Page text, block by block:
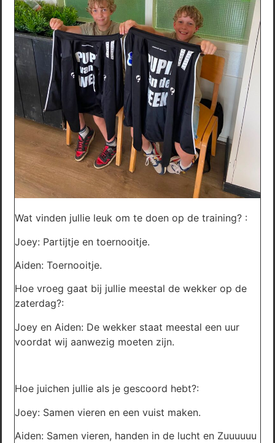
Wat vinden jullie leuk om te doen op de training? :
Joey: Partijtje en toernooitje.
Aiden: Toernooitje.
Hoe vroeg gaat bij jullie meestal de wekker op de
zaterdag?:
Joey en Aiden: De wekker staat meestal een uur
voordat wij aanwezig moeten zijn.
Hoe juichen jullie als je gescoord hebt?:
Joey: Samen vieren en een vuist maken.
Aiden: Samen vieren, handen in de lucht en Zuuuuuu